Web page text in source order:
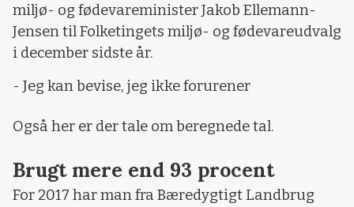
miljø- og fødevareminister Jakob Ellemann-
Jensen til Folketingets miljø- og fødevareudvalg
i december sidste år.
- Jeg kan bevise, jeg ikke forurener
Også her er der tale om beregnede tal.
Brugt mere end 93 procent
For 2017 har man fra Bæredygtigt Landbrug